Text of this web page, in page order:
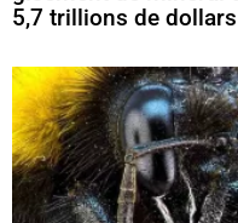
5,7 trillions de dollars